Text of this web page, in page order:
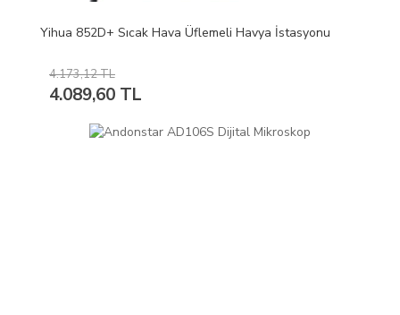
Yihua 852D+ Sıcak Hava Üflemeli Havya İstasyonu
4.173,12 TL
4.089,60 TL